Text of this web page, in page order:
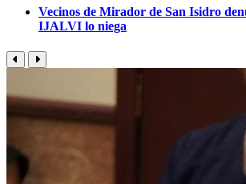
Vecinos de Mirador de San Isidro
IJALVI lo niega